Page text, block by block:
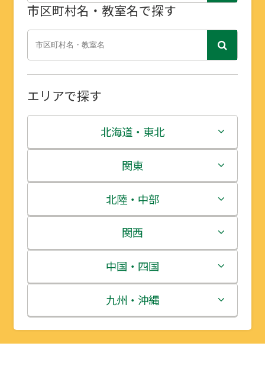
市区町村名・教室名で探す
エリアで探す
北海道・東北
北海道
青森県
岩手県
宮城県
秋田県
山形県
関東
茨城県
栃木県
群馬県
埼玉県
千葉県
北陸・中部
新潟県
富山県
石川県
福井県
関西
三重県
滋賀県
京都府
中国・四国
鳥取県
島根県
九州・沖縄
福岡県